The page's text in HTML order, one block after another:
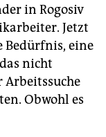
in Rogosiv
Jetzt
Bedürfnis, eine
nicht
Arbeitssuche
Obwohl es